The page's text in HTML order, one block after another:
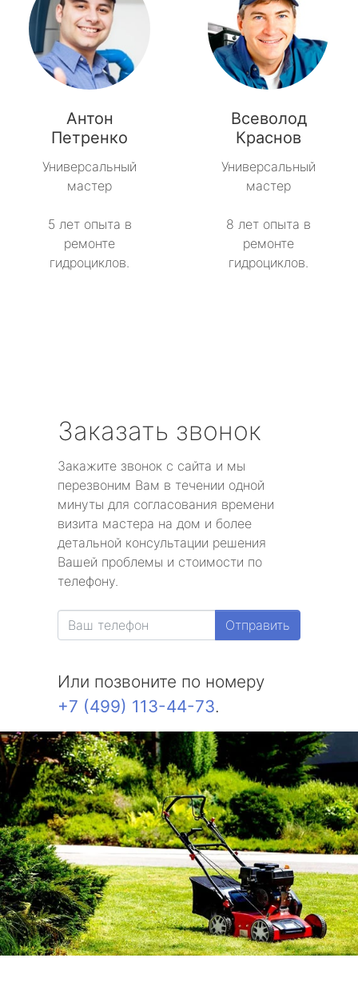
Антон
Петренко
Универсальный
мастер
5 лет опыта в
ремонте
гидроциклов.
Всеволод
Краснов
Универсальный
мастер
8 лет опыта в
ремонте
гидроциклов.
Заказать звонок
Закажите звонок с сайта и мы
перезвоним Вам в течении одной
минуты для согласования времени
визита мастера на дом и более
детальной консультации решения
Вашей проблемы и стоимости по
телефону.
Отправить
Или позвоните по номеру
+7 (499) 113-44-73.